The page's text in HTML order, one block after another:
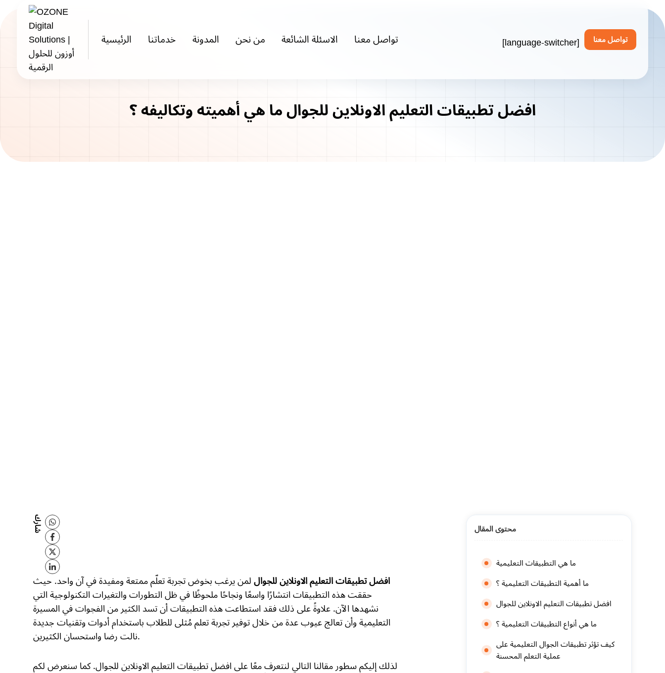
content الرئيسية خدماتنا المدونة من نحن الاسئلة الشائعة تواصل معنا [language-switcher] تواصل معنا
افضل تطبيقات التعليم الاونلاين للجوال ما هي أهميته وتكاليفه ؟
شارك
افضل تطبيقات التعليم الاونلاين للجوال لمن يرغب بخوض تجربة تعلّم ممتعة ومفيدة في آن واحد. حيث
حققت هذه التطبيقات انتشارًا واسعًا ونجاحًا ملحوظًا في ظل التطورات والتغيرات التكنولوجية التي
نشهدها الآن. علاوةً على ذلك فقد استطاعت هذه التطبيقات أن تسد الكثير من الفجوات في المسيرة
التعليمية وأن تعالج عيوب عدة من خلال توفير تجربة تعلم مُثلى للطلاب باستخدام أدوات وتقنيات جديدة
نالت رضا واستحسان الكثيرين.
لذلك إليكم سطور مقالنا التالي لنتعرف معًا على افضل تطبيقات التعليم الاونلاين للجوال. كما سنعرض لكم
محتوى المقال
ما هي التطبيقات التعليمية
ما أهمية التطبيقات التعليمية ؟
افضل تطبيقات التعليم الاونلاين للجوال
ما هي أنواع التطبيقات التعليمية ؟
كيف تؤثر تطبيقات الجوال التعليمية على
عملية التعلم المحسنة